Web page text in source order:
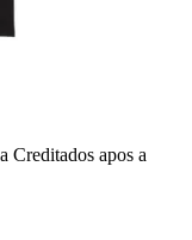
Creditados apos a